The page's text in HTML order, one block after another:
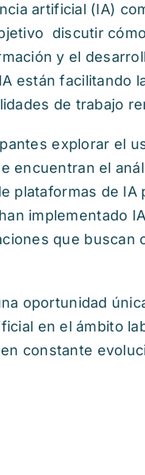
artificial (IA)
discutir
y el
están facilitando
de trabajo
explorar el
encuentran el
plataformas de
implementado
que
oportunidad
en el ámbito
constante